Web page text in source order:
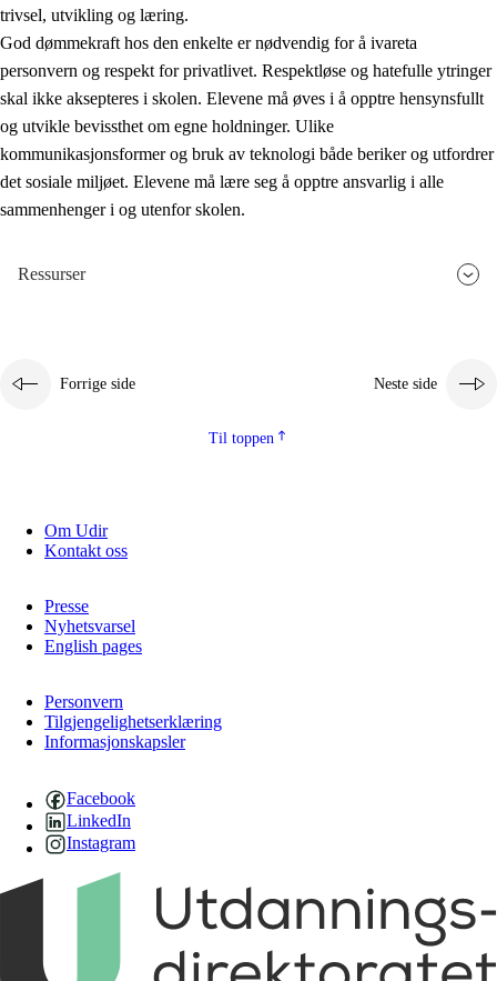
trivsel, utvikling og læring.
God dømmekraft hos den enkelte er nødvendig for å ivareta
personvern og respekt for privatlivet. Respektløse og hatefulle ytringer
skal ikke aksepteres i skolen. Elevene må øves i å opptre hensynsfullt
og utvikle bevissthet om egne holdninger. Ulike
kommunikasjonsformer og bruk av teknologi både beriker og utfordrer
det sosiale miljøet. Elevene må lære seg å opptre ansvarlig i alle
sammenhenger i og utenfor skolen.
Ressurser
Forrige side Neste side
Til toppen
Om Udir
Kontakt oss
Presse
Nyhetsvarsel
English pages
Personvern
Tilgjengelighetserklæring
Informasjonskapsler
Facebook
LinkedIn
Instagram